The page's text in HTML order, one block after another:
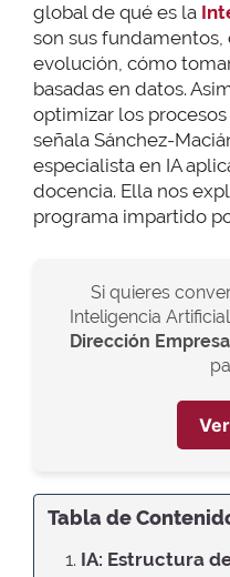
global de qué es la
son sus fundamentos,
evolución, cómo
basadas en datos.
optimizar los
señala Sánchez-
especialista en IA
docencia. Ella nos
programa impartido
Si quieres
Inteligencia
Dirección
Tabla de
1. IA: Estructura